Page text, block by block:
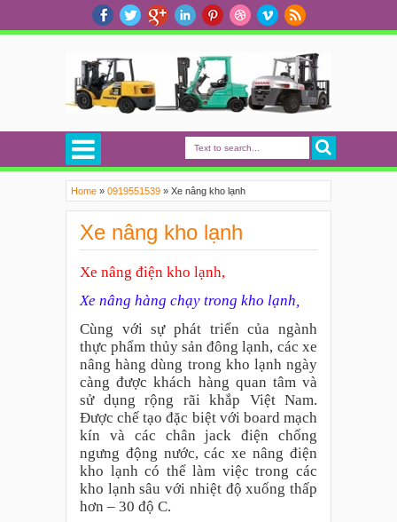
Home » 0919551539 » Xe nâng kho lạnh
Xe nâng kho lạnh
Xe nâng điện kho lạnh,
Xe nâng hàng chạy trong kho lạnh,
Cùng với sự phát triển của ngành
thực phẩm thủy sản đông lạnh, các xe
nâng hàng dùng trong kho lạnh ngày
càng được khách hàng quan tâm và
sử dụng rộng rãi khắp Việt Nam.
Được chế tạo đặc biệt với board mạch
kín và các chân jack điện chống
ngưng động nước, các xe nâng điện
kho lạnh có thể làm việc trong các
kho lạnh sâu với nhiệt độ xuống thấp
hơn – 30 độ C.